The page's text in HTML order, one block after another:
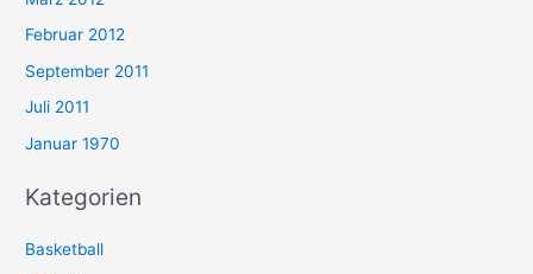
Februar 2012
September 2011
Juli 2011
Januar 1970
Kategorien
Basketball